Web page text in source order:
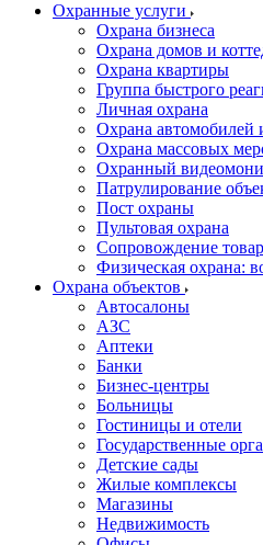
Охранные услуги
Охрана бизнеса
Охрана домов и
Охрана квартиры
Группа быстрого
Личная охрана
Охрана автомобилей
Охрана массовых
Охранный
Патрулирование
Пост охраны
Пультовая охрана
Сопровождение
Физическая охрана:
Охрана объектов
Автосалоны
АЗС
Аптеки
Банки
Бизнес-центры
Больницы
Гостиницы и отели
Государственные
Детские сады
Жилые комплексы
Магазины
Недвижимость